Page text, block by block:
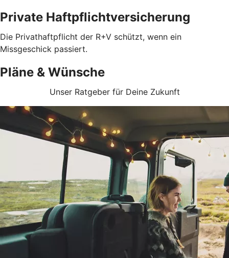
Private Haftpflichtversicherung
Die Privathaftpflicht der R+V schützt, wenn ein
Missgeschick passiert.
Pläne & Wünsche
Unser Ratgeber für Deine Zukunft